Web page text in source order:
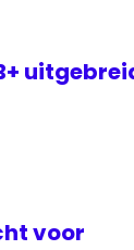
voor